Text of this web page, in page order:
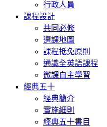
行政人員
課程設計
共同必修
選課地圖
課程抵免原則
通識全英語課程
微課自主學習
經典五十
經典簡介
實施細則
經典五十書目